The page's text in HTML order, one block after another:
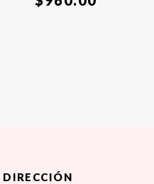
DIRECCIÓN